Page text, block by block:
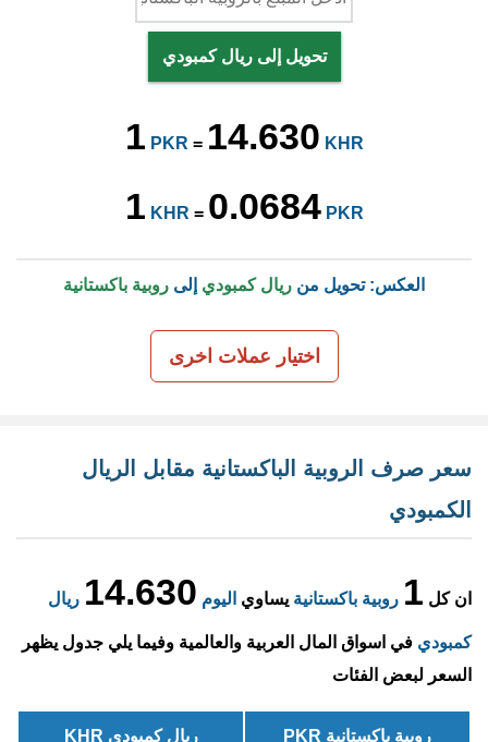
تحويل إلى ريال كمبودي
1 PKR = 14.630 KHR
1 KHR = 0.0684 PKR
العكس: تحويل من ريال كمبودي إلى روبية باكستانية
اختيار عملات اخرى
سعر صرف الروبية الباكستانية مقابل الريال
الكمبودي
ان كل 1 روبية باكستانية يساوي اليوم 14.630 ريال
كمبودي في اسواق المال العربية والعالمية وفيما يلي جدول يظهر
السعر لبعض الفئات
روبية باكستانية PKR ريال كمبودي KHR